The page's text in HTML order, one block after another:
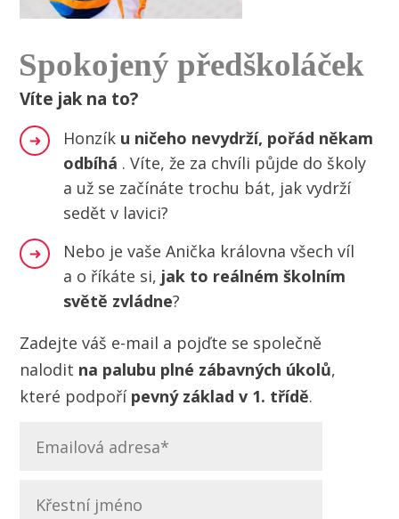
Spokojený předškoláček
Víte jak na to?
Honzík u ničeho nevydrží, pořád někam
odbíhá . Víte, že za chvíli půjde do školy
a už se začínáte trochu bát, jak vydrží
sedět v lavici?
Nebo je vaše Anička královna všech víl
a o říkáte si, jak to reálném školním
světě zvládne?
Zadejte váš e-mail a pojďte se společně
nalodit na palubu plné zábavných úkolů,
které podpoří pevný základ v 1. třídě.